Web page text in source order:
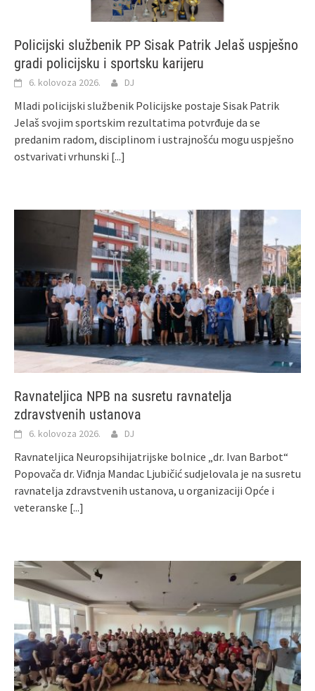
Policijski službenik PP Sisak Patrik Jelaš uspješno
gradi policijsku i sportsku karijeru
6. kolovoza 2026. DJ
Mladi policijski službenik Policijske postaje Sisak Patrik
Jelaš svojim sportskim rezultatima potvrđuje da se
predanim radom, disciplinom i ustrajnošću mogu uspješno
ostvarivati vrhunski [...]
Ravnateljica NPB na susretu ravnatelja
zdravstvenih ustanova
6. kolovoza 2026. DJ
Ravnateljica Neuropsihijatrijske bolnice „dr. Ivan Barbot“
Popovača dr. Viđnja Mandac Ljubičić sudjelovala je na susretu
ravnatelja zdravstvenih ustanova, u organizaciji Opće i
veteranske [...]